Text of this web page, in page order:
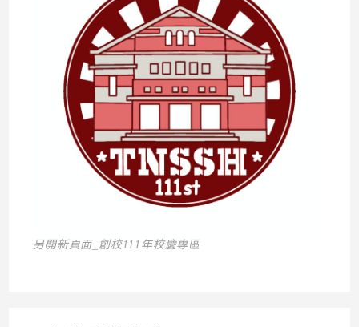
另開新頁面_創校111年校慶專區